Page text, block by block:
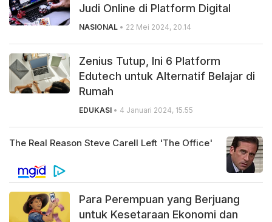
Judi Online di Platform Digital
NASIONAL • 22 Mei 2024, 20.14
Zenius Tutup, Ini 6 Platform
Edutech untuk Alternatif Belajar di
Rumah
EDUKASI • 4 Januari 2024, 15.55
Para Perempuan yang Berjuang
untuk Kesetaraan Ekonomi dan